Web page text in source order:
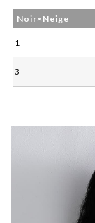
Noir×Neige
1
3